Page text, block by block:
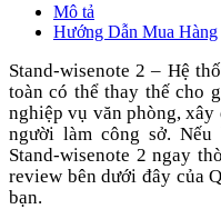
Mô tả
Hướng Dẫn Mua Hàng
Stand-wisenote 2 – Hệ
toàn có thể thay thế cho
nghiệp vụ văn phòng,
người làm công sở. Nếu
Stand-wisenote 2ngay
review bên dưới đây của
bạn.